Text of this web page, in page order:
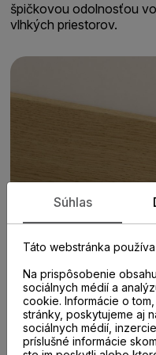
špičkovou odolnosťou
vlhkých priestorov.
Súhlas
Táto webstránka
Na prispôsobenie
sociálnych médií a
cookie. Informácie o
stránky, poskytujeme aj
sociálnych médií,
príslušné informácie